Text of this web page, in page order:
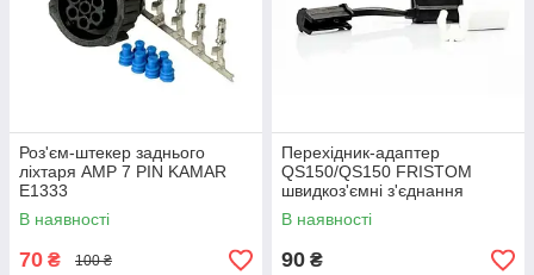
Роз'єм-штекер заднього
ліхтаря AMP 7 PIN KAMAR
E1333
В наявності
70 ₴ 100 ₴
Перехідник-адаптер
QS150/QS150 FRISTOM
швидкоз'ємні з'єднання
В наявності
90 ₴